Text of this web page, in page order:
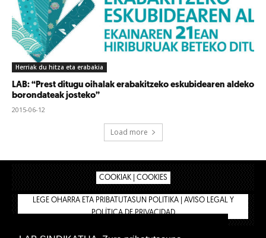
Herriak du hitza eta erabakia
LAB: “Prest ditugu oihalak erabakitzeko eskubidearen aldeko
borondateak josteko”
2015-06-12
Load more
COOKIAK | COOKIES
LEGE OHARRA ETA PRIBATUTASUN POLITIKA | AVISO LEGAL Y
POLÍTICA DE PRIVACIDAD